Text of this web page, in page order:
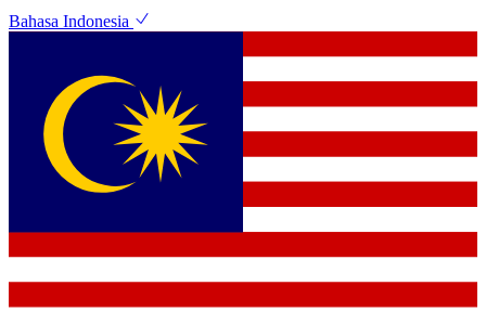
Bahasa Indonesia